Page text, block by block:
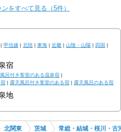
をすべて見る（5件）
| 甲信越 | 北陸 | 東海 | 近畿 | 山陰・山陽 | 四国 |
宿
呂付き客室のある温泉宿 |
| 露天風呂付き客室のある宿 | 露天風呂のある宿
地
北関東 茨城 常総・結城・桜川・古